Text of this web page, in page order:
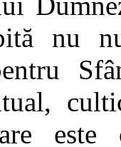
nu
este